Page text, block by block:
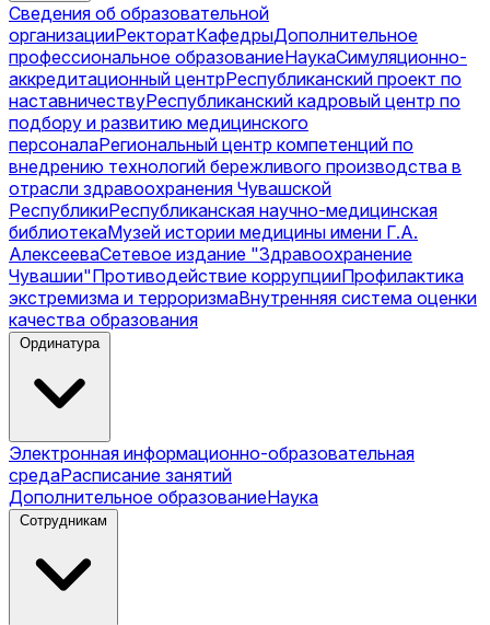
Сведения об образовательной
организацииРекторатКафедрыДополнительное
профессиональное образованиеНаукаСимуляционно-
аккредитационный центрРеспубликанский проект по
наставничествуРеспубликанский кадровый центр по
подбору и развитию медицинского
персоналаРегиональный центр компетенций по
внедрению технологий бережливого производства в
отрасли здравоохранения Чувашской
РеспубликиРеспубликанская научно-медицинская
библиотекаМузей истории медицины имени Г.А.
АлексееваСетевое издание "Здравоохранение
Чувашии"Противодействие коррупцииПрофилактика
экстремизма и терроризмаВнутренняя система оценки
качества образования
Ординатура
Электронная информационно-образовательная
средаРасписание занятий
Дополнительное образованиеНаука
Сотрудникам